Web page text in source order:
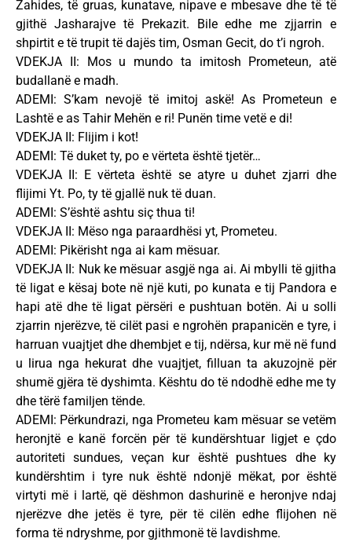
Zahides, të gruas, kunatave, nipave e mbesave dhe të të
gjithë Jasharajve të Prekazit. Bile edhe me zjjarrin e
shpirtit e të trupit të dajës tim, Osman Gecit, do t’i ngroh.
VDEKJA II: Mos u mundo ta imitosh Prometeun, atë
budallanë e madh.
ADEMI: S’kam nevojë të imitoj askë! As Prometeun e
Lashtë e as Tahir Mehën e ri! Punën time vetë e di!
VDEKJA II: Flijim i kot!
ADEMI: Të duket ty, po e vërteta është tjetër…
VDEKJA II: E vërteta është se atyre u duhet zjarri dhe
flijimi Yt. Po, ty të gjallë nuk të duan.
ADEMI: S’është ashtu siç thua ti!
VDEKJA II: Mëso nga paraardhësi yt, Prometeu.
ADEMI: Pikërisht nga ai kam mësuar.
VDEKJA II: Nuk ke mësuar asgjë nga ai. Ai mbylli të gjitha
të ligat e kësaj bote në një kuti, po kunata e tij Pandora e
hapi atë dhe të ligat përsëri e pushtuan botën. Ai u solli
zjarrin njerëzve, të cilët pasi e ngrohën prapanicën e tyre, i
harruan vuajtjet dhe dhembjet e tij, ndërsa, kur më në fund
u lirua nga hekurat dhe vuajtjet, filluan ta akuzojnë për
shumë gjëra të dyshimta. Kështu do të ndodhë edhe me ty
dhe tërë familjen tënde.
ADEMI: Përkundrazi, nga Prometeu kam mësuar se vetëm
heronjtë e kanë forcën për të kundërshtuar ligjet e çdo
autoriteti sundues, veçan kur është pushtues dhe ky
kundërshtim i tyre nuk është ndonjë mëkat, por është
virtyti më i lartë, që dëshmon dashurinë e heronjve ndaj
njerëzve dhe jetës ë tyre, për të cilën edhe flijohen në
forma të ndryshme, por gjithmonë të lavdishme.